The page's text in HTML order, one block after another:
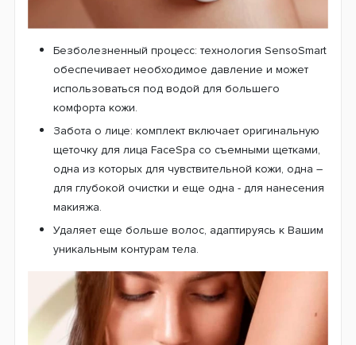
Безболезненный процесс: технология SensoSmart
обеспечивает необходимое давление и может
использоваться под водой для большего
комфорта кожи.
Забота о лице: комплект включает оригинальную
щеточку для лица FaceSpa со съемными щетками,
одна из которых для чувствительной кожи, одна –
для глубокой очистки и еще одна - для нанесения
макияжа.
Удаляет еще больше волос, адаптируясь к Вашим
уникальным контурам тела.